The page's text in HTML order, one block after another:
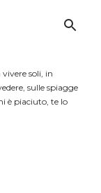
soli, in
sulle spiagge
è piaciuto, te lo